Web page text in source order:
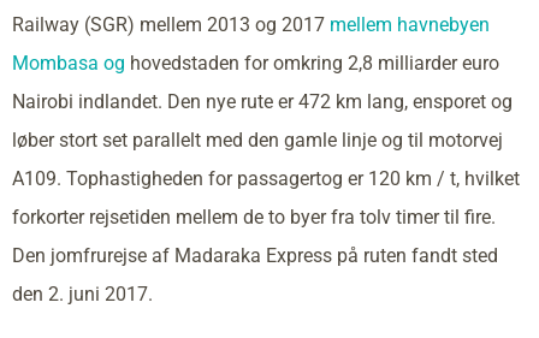
Railway (SGR) mellem 2013 og 2017 mellem havnebyen
Mombasa og hovedstaden for omkring 2,8 milliarder euro
Nairobi indlandet. Den nye rute er 472 km lang, ensporet og
løber stort set parallelt med den gamle linje og til motorvej
A109. Tophastigheden for passagertog er 120 km / t, hvilket
forkorter rejsetiden mellem de to byer fra tolv timer til fire.
Den jomfrurejse af Madaraka Express på ruten fandt sted
den 2. juni 2017.